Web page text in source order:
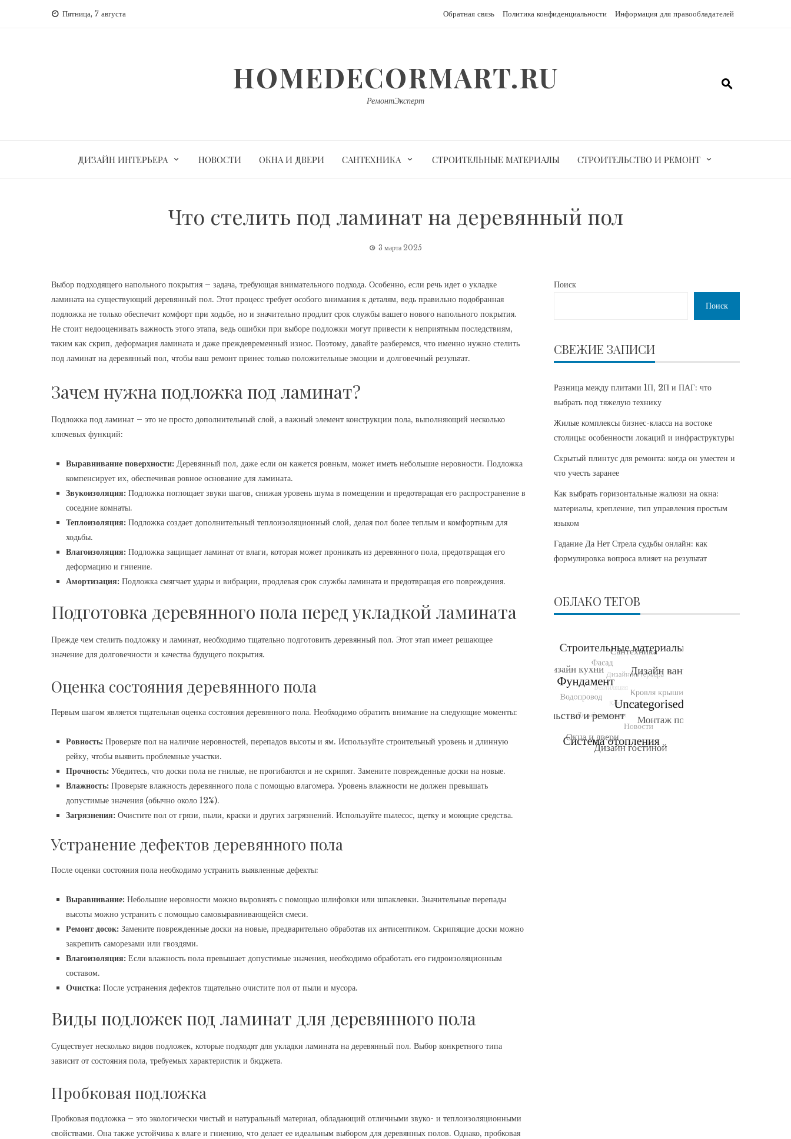
Пятница, 7 августа Обратная связь Политика конфиденциальности Информация для правообладателей
HOMEDECORMART.RU
РемонтЭксперт
ДИЗАЙН ИНТЕРЬЕРА НОВОСТИ ОКНА И ДВЕРИ САНТЕХНИКА СТРОИТЕЛЬНЫЕ МАТЕРИАЛЫ СТРОИТЕЛЬСТВО И РЕМОНТ
Что стелить под ламинат на деревянный пол
3 марта 2025
Выбор подходящего напольного покрытия – задача, требующая внимательного подхода. Особенно, если речь идет о укладке
ламината на существующий деревянный пол. Этот процесс требует особого внимания к деталям, ведь правильно подобранная
подложка не только обеспечит комфорт при ходьбе, но и значительно продлит срок службы вашего нового напольного покрытия.
Не стоит недооценивать важность этого этапа, ведь ошибки при выборе подложки могут привести к неприятным последствиям,
таким как скрип, деформация ламината и даже преждевременный износ. Поэтому, давайте разберемся, что именно нужно стелить
под ламинат на деревянный пол, чтобы ваш ремонт принес только положительные эмоции и долговечный результат.
Зачем нужна подложка под ламинат?
Подложка под ламинат – это не просто дополнительный слой, а важный элемент конструкции пола, выполняющий несколько
ключевых функций:
Выравнивание поверхности: Деревянный пол, даже если он кажется ровным, может иметь небольшие неровности. Подложка
компенсирует их, обеспечивая ровное основание для ламината.
Звукоизоляция: Подложка поглощает звуки шагов, снижая уровень шума в помещении и предотвращая его распространение в
соседние комнаты.
Теплоизоляция: Подложка создает дополнительный теплоизоляционный слой, делая пол более теплым и комфортным для
ходьбы.
Влагоизоляция: Подложка защищает ламинат от влаги, которая может проникать из деревянного пола, предотвращая его
деформацию и гниение.
Амортизация: Подложка смягчает удары и вибрации, продлевая срок службы ламината и предотвращая его повреждения.
Подготовка деревянного пола перед укладкой ламината
Прежде чем стелить подложку и ламинат, необходимо тщательно подготовить деревянный пол. Этот этап имеет решающее
значение для долговечности и качества будущего покрытия.
Оценка состояния деревянного пола
Первым шагом является тщательная оценка состояния деревянного пола. Необходимо обратить внимание на следующие моменты:
Ровность: Проверьте пол на наличие неровностей, перепадов высоты и ям. Используйте строительный уровень и длинную
рейку, чтобы выявить проблемные участки.
Прочность: Убедитесь, что доски пола не гнилые, не прогибаются и не скрипят. Замените поврежденные доски на новые.
Влажность: Проверьте влажность деревянного пола с помощью влагомера. Уровень влажности не должен превышать
допустимые значения (обычно около 12%).
Загрязнения: Очистите пол от грязи, пыли, краски и других загрязнений. Используйте пылесос, щетку и моющие средства.
Устранение дефектов деревянного пола
После оценки состояния пола необходимо устранить выявленные дефекты:
Выравнивание: Небольшие неровности можно выровнять с помощью шлифовки или шпаклевки. Значительные перепады
высоты можно устранить с помощью самовыравнивающейся смеси.
Ремонт досок: Замените поврежденные доски на новые, предварительно обработав их антисептиком. Скрипящие доски можно
закрепить саморезами или гвоздями.
Влагоизоляция: Если влажность пола превышает допустимые значения, необходимо обработать его гидроизоляционным
составом.
Очистка: После устранения дефектов тщательно очистите пол от пыли и мусора.
Виды подложек под ламинат для деревянного пола
Существует несколько видов подложек, которые подходят для укладки ламината на деревянный пол. Выбор конкретного типа
зависит от состояния пола, требуемых характеристик и бюджета.
Пробковая подложка
Пробковая подложка – это экологически чистый и натуральный материал, обладающий отличными звуко- и теплоизоляционными
свойствами. Она также устойчива к влаге и гниению, что делает ее идеальным выбором для деревянных полов. Однако, пробковая
Поиск
Поиск
СВЕЖИЕ ЗАПИСИ
Разница между плитами 1П, 2П и ПАГ: что
выбрать под тяжелую технику
Жилые комплексы бизнес-класса на востоке
столицы: особенности локаций и инфраструктуры
Скрытый плинтус для ремонта: когда он уместен и
что учесть заранее
Как выбрать горизонтальные жалюзи на окна:
материалы, крепление, тип управления простым
языком
Гадание Да Нет Стрела судьбы онлайн: как
формулировка вопроса влияет на результат
ОБЛАКО ТЕГОВ